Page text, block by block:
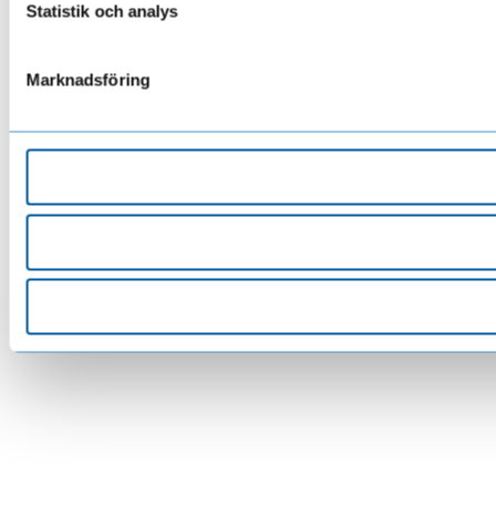
Statistik och analys
Marknadsföring